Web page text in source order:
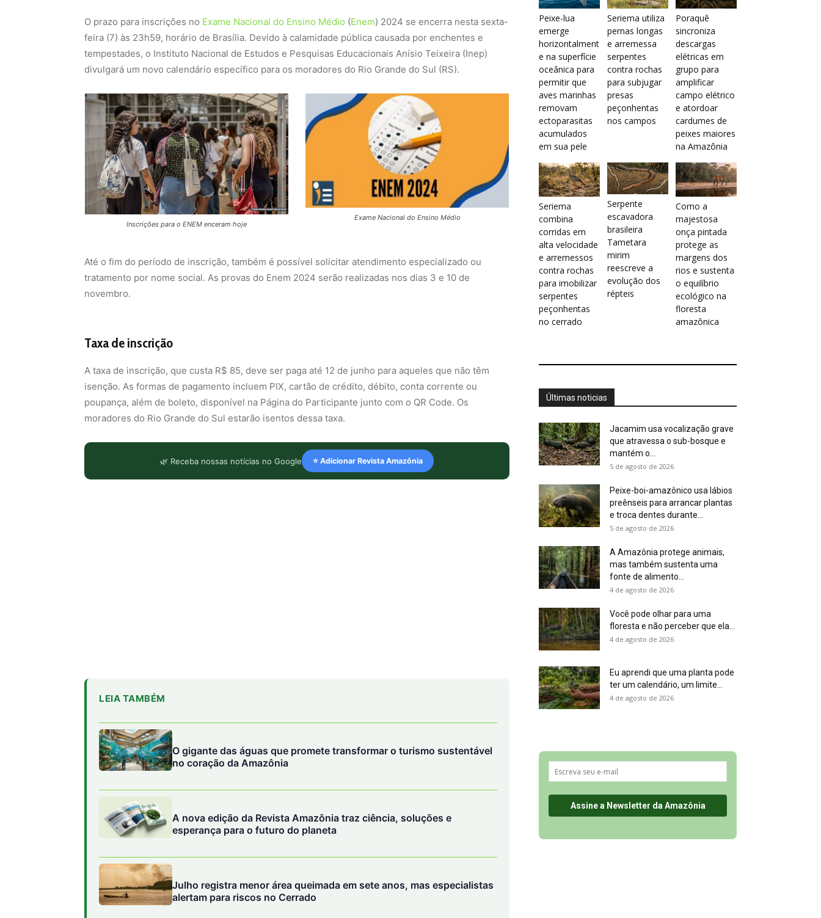
O prazo para inscrições no Exame Nacional do Ensino Médio (Enem) 2024 se encerra nesta sexta-
feira (7) às 23h59, horário de Brasília. Devido à calamidade pública causada por enchentes e
tempestades, o Instituto Nacional de Estudos e Pesquisas Educacionais Anísio Teixeira (Inep)
divulgará um novo calendário específico para os moradores do Rio Grande do Sul (RS).
Inscrições para o ENEM enceram hoje
Exame Nacional do Ensino Médio
Até o fim do período de inscrição, também é possível solicitar atendimento especializado ou
tratamento por nome social. As provas do Enem 2024 serão realizadas nos dias 3 e 10 de
novembro.
Taxa de inscrição
A taxa de inscrição, que custa R$ 85, deve ser paga até 12 de junho para aqueles que não têm
isenção. As formas de pagamento incluem PIX, cartão de crédito, débito, conta corrente ou
poupança, além de boleto, disponível na Página do Participante junto com o QR Code. Os
moradores do Rio Grande do Sul estarão isentos dessa taxa.
🌿 Receba nossas notícias no Google ⭐ Adicionar Revista Amazônia
A nova edição da Revista Amazônia traz ciência, soluções e
Julho registra menor área queimada em sete anos, mas especialistas
Conforme o Inep, mesmo com a concessão de condições especiais, os estudantes do Rio Grande
do Sul poderão efetuar suas inscrições normalmente dentro do prazo regular.
Peixe-lua
emerge
horizontalment
e na superfície
oceânica para
permitir que
aves marinhas
removam
ectoparasitas
acumulados
em sua pele
Seriema utiliza
pernas longas
e arremessa
serpentes
contra rochas
para subjugar
presas
peçonhentas
nos campos
Poraquê
sincroniza
descargas
elétricas em
grupo para
amplificar
campo elétrico
e atordoar
cardumes de
peixes maiores
na Amazônia
Seriema
combina
corridas em
alta velocidade
e arremessos
contra rochas
para imobilizar
serpentes
peçonhentas
no cerrado
Serpente
escavadora
brasileira
Tametara
mirim
reescreve a
evolução dos
répteis
Como a
majestosa
onça pintada
protege as
margens dos
rios e sustenta
o equilíbrio
ecológico na
floresta
amazônica
Últimas noticias
Jacamim usa vocalização grave
que atravessa o sub-bosque e
mantém o...
5 de agosto de 2026
Peixe-boi-amazônico usa lábios
preênseis para arrancar plantas
e troca dentes durante...
5 de agosto de 2026
A Amazônia protege animais,
mas também sustenta uma
fonte de alimento...
4 de agosto de 2026
Você pode olhar para uma
floresta e não perceber que ela...
4 de agosto de 2026
Eu aprendi que uma planta pode
ter um calendário, um limite...
4 de agosto de 2026